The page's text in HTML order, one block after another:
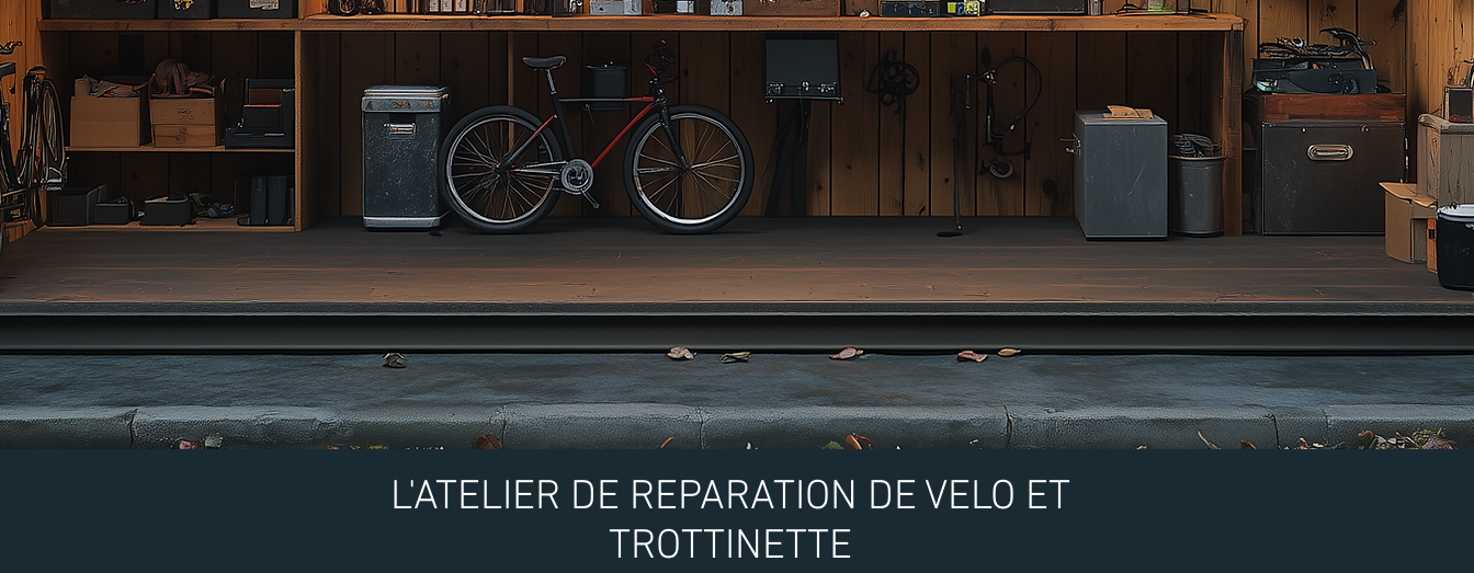
L'ATELIER DE REPARATION DE VELO ET
TROTTINETTE